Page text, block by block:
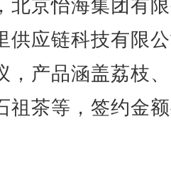
北京怡海集团有
供应链科技有限
，产品涵盖荔枝
祖茶等，签约金